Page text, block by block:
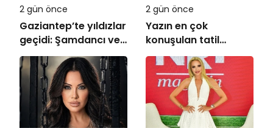
2 gün önce
Gaziantep’te yıldızlar
geçidi: Şamdancı ve
By Mustafa açılışı ile
Green Park’ta
görkemli gala
2 gün önce
Yazın en çok
konuşulan tatil
kareleri bu sezon
Ethno Belek’ten geldi